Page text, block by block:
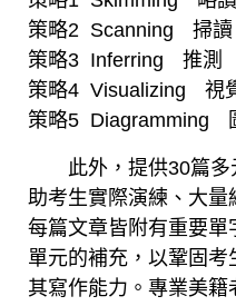
策略2 Scanningﾠ掃讀
策略3 Inferringﾠ推測
策略4 Visualizingﾠ視
策略5 Diagrammingﾠ
此外，提供30篇多
助考生實際演練、大量
每篇文章皆附有重要
單元的補充，以鞏固
其寫作能力。專業美籍